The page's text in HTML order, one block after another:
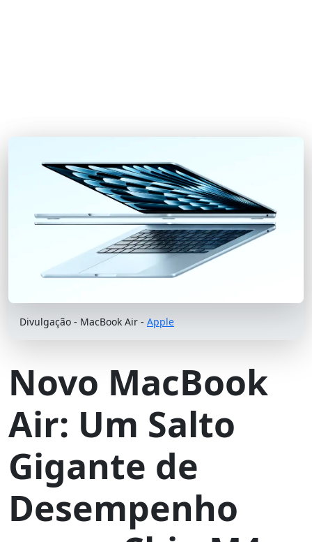
Divulgação - MacBook Air - Apple
Novo MacBook
Air: Um Salto
Gigante de
Desempenho